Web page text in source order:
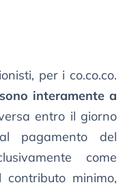
per i co.co.co.
interamente a
entro il giorno
pagamento del
come
minimo,